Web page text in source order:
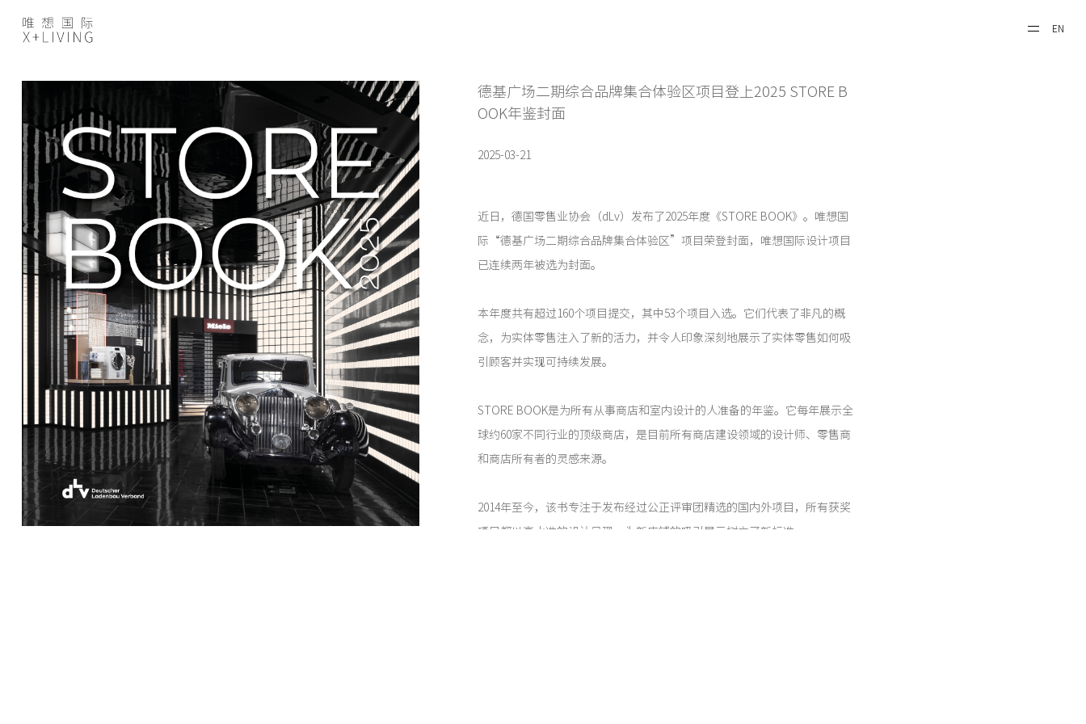
EN
德基广场二期综合品牌集合体验区项目登上2025 STORE B
OOK年鉴封面
2025-03-21
近日，德国零售业协会（dLv）发布了2025年度《STORE BOOK》。唯想国
际“德基广场二期综合品牌集合体验区”项目荣登封面，唯想国际设计项目
已连续两年被选为封面。
本年度共有超过160个项目提交，其中53个项目入选。它们代表了非凡的概
念，为实体零售注入了新的活力，并令人印象深刻地展示了实体零售如何吸
引顾客并实现可持续发展。
STORE BOOK是为所有从事商店和室内设计的人准备的年鉴。它每年展示全
球约60家不同行业的顶级商店，是目前所有商店建设领域的设计师、零售商
和商店所有者的灵感来源。
2014年至今，该书专注于发布经过公正评审团精选的国内外项目，所有获奖
项目都以高水准的设计呈现，为新店铺的吸引展示树立了新标准。